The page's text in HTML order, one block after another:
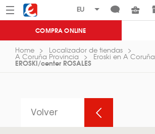
Menú Eroski
COMPRA ONLINE
Home Localizador de tiendas
A Coruña Provincia Eroski en A Coruña
EROSKI/center ROSALES
Volver